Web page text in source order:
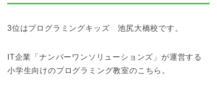
3位はプログラミングキッズ 池尻大橋校です。
IT企業「ナンバーワンソリューションズ」が運営する
小学生向けのプログラミング教室のこちら。